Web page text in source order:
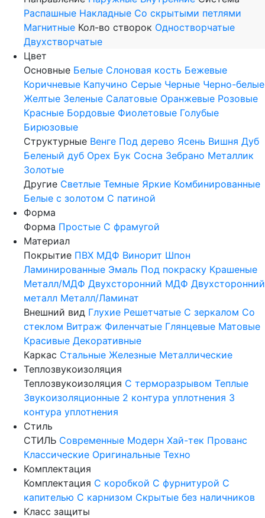
Распашные Накладные Со скрытыми петлями
Магнитные Кол-во створок Одностворчатые
Двухстворчатые
Цвет
Основные Белые Слоновая кость Бежевые
Коричневые Капучино Серые Черные Черно-белые
Желтые Зеленые Салатовые Оранжевые Розовые
Красные Бордовые Фиолетовые Голубые
Бирюзовые
Структурные Венге Под дерево Ясень Вишня Дуб
Беленый дуб Орех Бук Сосна Зебрано Металлик
Золотые
Другие Светлые Темные Яркие Комбинированные
Белые с золотом С патиной
Форма
Форма Простые С фрамугой
Материал
Покрытие ПВХ МДФ Винорит Шпон
Ламинированные Эмаль Под покраску Крашеные
Металл/МДФ Двухсторонний МДФ Двухсторонний
металл Металл/Ламинат
Внешний вид Глухие Решетчатые С зеркалом Со
стеклом Витраж Филенчатые Глянцевые Матовые
Красивые Декоративные
Каркас Стальные Железные Металлические
Теплозвукоизоляция
Теплозвукоизоляция С терморазрывом Теплые
Звукоизоляционные 2 контура уплотнения 3
контура уплотнения
Стиль
СТИЛЬ Современные Модерн Хай-тек Прованс
Классические Оригинальные Техно
Комплектация
Комплектация С коробкой С фурнитурой С
капителью С карнизом Скрытые без наличников
Класс защиты